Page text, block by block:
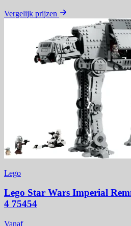
Vergelijk prijzen
Lego
Lego Star Wars Imperial
4 75454
Vanaf